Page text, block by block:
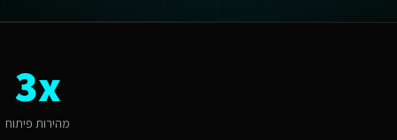
האתגר המרכזי באילת הוא "עונתיות ושירות לתיירים". מומחה לפיתוח אתרים
3x
מהירות פיתוח